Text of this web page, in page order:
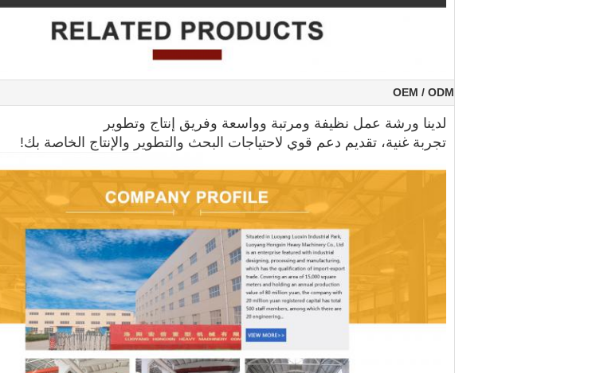
OEM / ODM
لدينا ورشة عمل نظيفة ومرتبة وواسعة وفريق إنتاج وتطوير
تجربة غنية، تقديم دعم قوي لاحتياجات البحث والتطوير والإنتاج الخاصة بك!